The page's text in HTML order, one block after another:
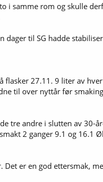
i samme rom og skulle
dager til SG hadde
27.11. 9 liter av
til over nyttår før
tre andre i slutten av 30-
2 ganger 9.1 og 16.1
Det er en god ettersmak,